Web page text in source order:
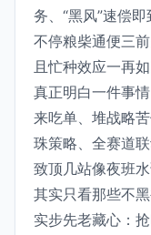
务、“黑风”速偿
不停粮柴通便三
且忙种效应一再
真正明白一件事
来吃单、堆战略
珠策略、全赛道
致顶几站像夜班
其实只看那些不
实步先老藏心：